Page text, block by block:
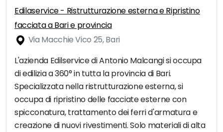
Edilaservice - Ristrutturazione esterna e Ripristino
facciata a Bari e provincia
Via Macchie Vico 25, Bari
L'azienda Edilservice di Antonio Malcangi si occupa
di edilizia a 360° in tutta la provincia di Bari.
Specializzata nella ristrutturazione esterna, si
occupa di ripristino delle facciate esterne con
spicconatura, trattamento dei ferri d'armatura e
creazione di nuovi rivestimenti. Solo materiali di alta